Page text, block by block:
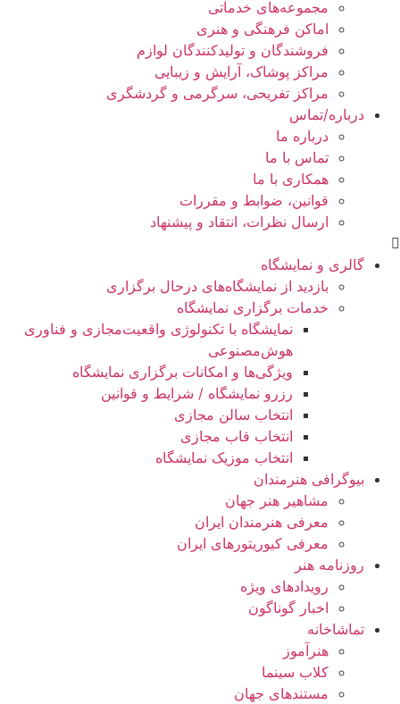
مجموعه‌های خدماتی
اماکن فرهنگی و هنری
فروشندگان و تولیدکنندگان لوازم
مراکز پوشاک، آرایش و زیبایی
مراکز تفریحی، سرگرمی و گردشگری
درباره/تماس
درباره ما
تماس با ما
همکاری با ما
قوانین، ضوابط و مقررات
ارسال نظرات، انتقاد و پیشنهاد
گالری و نمایشگاه
بازدید از نمایشگاه‌های درحال برگزاری
خدمات برگزاری نمایشگاه
نمایشگاه با تکنولوژی واقعیت‌مجازی و فناوری
هوش‌مصنوعی
ویژگی‌ها و امکانات برگزاری نمایشگاه
رزرو نمایشگاه / شرایط و قوانین
انتخاب سالن مجازی
انتخاب قاب مجازی
انتخاب موزیک نمایشگاه
بیوگرافی هنرمندان
مشاهیر هنر جهان
معرفی هنرمندان ایران
معرفی کیوریتورهای ایران
روزنامه هنر
رویدادهای ویژه
اخبار گوناگون
تماشاخانه
هنرآموز
کلاب سینما
مستندهای جهان